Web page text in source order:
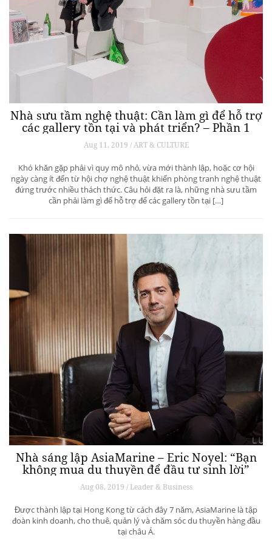
Nhà sưu tầm nghệ thuật: Cần làm gì để hỗ trợ
các gallery tồn tại và phát triển? – Phần 1
Aug 11, 2019 / ART & CULTURE
Khó khăn gặp phải vì quy mô nhỏ, vừa mới thành lập, hoặc cơ hội
ngày càng ít đến từ hội chợ nghệ thuật khiến phòng tranh nghệ thuật
đứng trước nhiều thách thức. Câu hỏi đặt ra là, những nhà sưu tầm
cần phải làm gì để hỗ trợ để các gallery tồn tại […]
Nhà sáng lập AsiaMarine – Eric Noyel: “Bạn
không mua du thuyền để đầu tư sinh lời”
Aug 08, 2019 / Leader & Business
Được thành lập tại Hong Kong từ cách đây 7 năm, AsiaMarine là tập
đoàn kinh doanh, cho thuê, quản lý và chăm sóc du thuyền hàng đầu
tại châu Á.